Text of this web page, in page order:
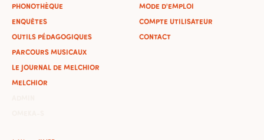
PHONOTHÈQUE
ENQUÊTES
OUTILS PÉDAGOGIQUES
PARCOURS MUSICAUX
LE JOURNAL DE MELCHIOR
MELCHIOR
MODE D'EMPLOI
COMPTE UTILISATEUR
CONTACT